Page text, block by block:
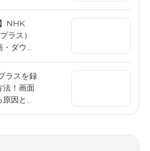
NHK
ラス）
ダウン
て残すコ
ラスを録
法！画面
因と失